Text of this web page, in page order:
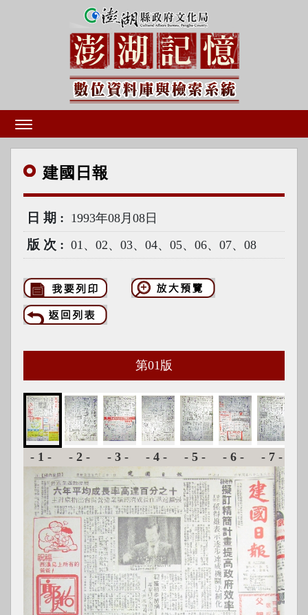
建國 日報
日期 1993年08月08日
版次 01、02、03、04、05、06、07、08
第01 版
-1- -2- -3- -4- -5- -6- -7-